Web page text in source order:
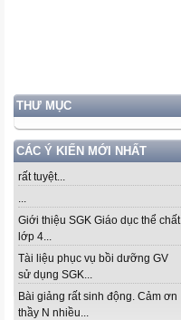
THƯ MỤC
CÁC Ý KIẾN MỚI NHẤT
rất tuyệt...
...
Giới thiệu SGK Giáo dục thể chất
lớp 4...
Tài liệu phục vụ bồi dưỡng GV
sử dụng SGK...
Bài giảng rất sinh động. Cảm ơn
thầy N nhiều...